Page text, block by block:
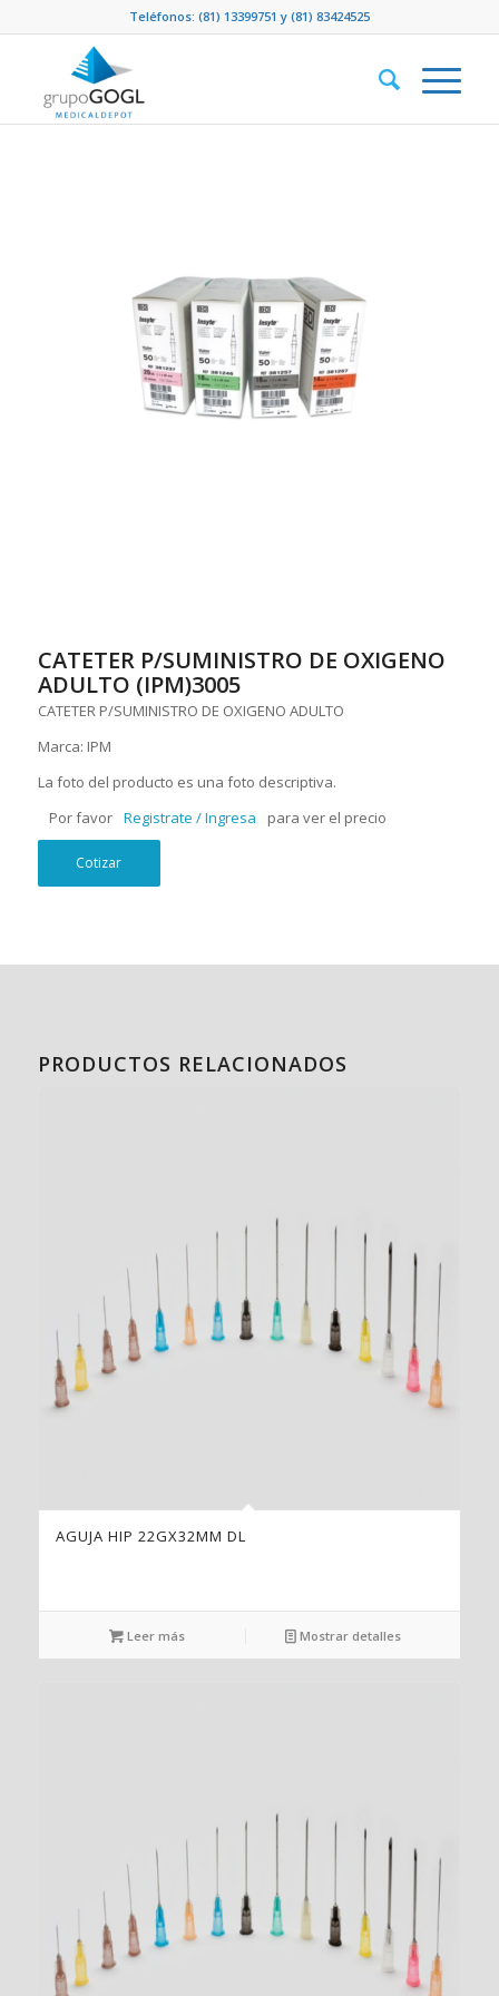
Teléfonos: (81) 13399751 y (81) 83424525
CATETER P/SUMINISTRO DE OXIGENO
ADULTO (IPM)3005
CATETER P/SUMINISTRO DE OXIGENO ADULTO
Marca: IPM
La foto del producto es una foto descriptiva.
Por favor Registrate / Ingresa para ver el precio
Cotizar
PRODUCTOS RELACIONADOS
AGUJA HIP 22GX32MM DL
Leer más Mostrar detalles